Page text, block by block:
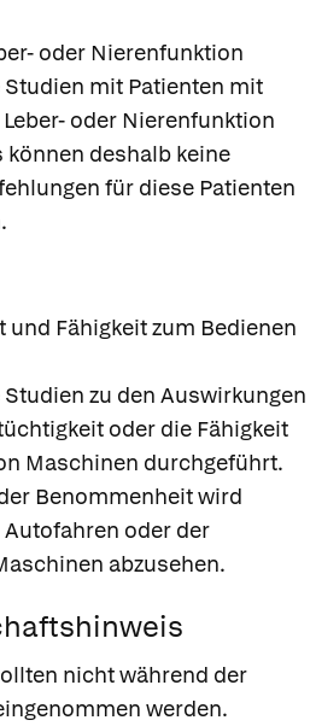
oder Nierenfunktion
Studien mit Patienten mit
oder Nierenfunktion
deshalb keine
für diese Patienten
Fähigkeit zum Bedienen
zu den Auswirkungen
oder die Fähigkeit
Maschinen durchgeführt.
Benommenheit wird
oder der
abzusehen.
nicht während der
werden.